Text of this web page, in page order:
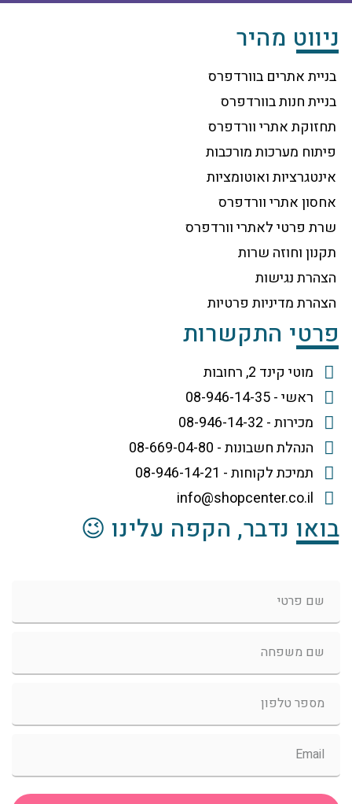
ניווט מהיר
בניית אתרים בוורדפרס
בניית חנות בוורדפרס
תחזוקת אתרי וורדפרס
פיתוח מערכות מורכבות
אינטגרציות ואוטומציות
אחסון אתרי וורדפרס
שרת פרטי לאתרי וורדפרס
תקנון וחוזה שרות
הצהרת נגישות
הצהרת מדיניות פרטיות
פרטי התקשרות
מוטי קינד 2, רחובות
ראשי - 08-946-14-35
מכירות - 08-946-14-32
הנהלת חשבונות - 08-669-04-80
תמיכת לקוחות - 08-946-14-21
info@shopcenter.co.il
בואו נדבר, הקפה עלינו 😉